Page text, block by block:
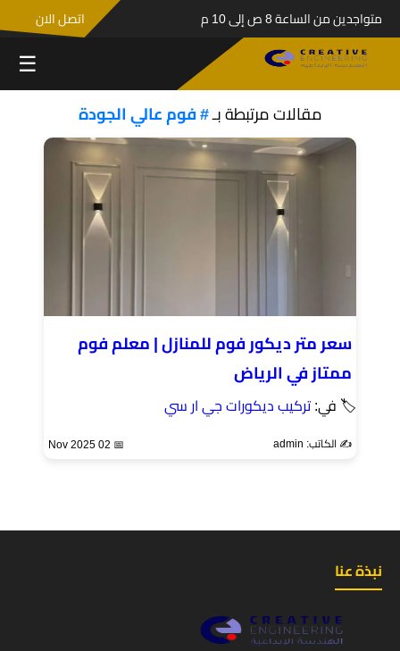
متواجدين من الساعة 8 ص إلى 10 م اتصل الان
☰
مقالات مرتبطة بـ# فوم عالي الجودة
سعر متر ديكور فوم للمنازل | معلم فوم
ممتاز في الرياض
🏷 في:تركيب ديكورات جي ار سي
✍️ الكاتب: admin 📅 02 Nov 2025
نبذة عنا